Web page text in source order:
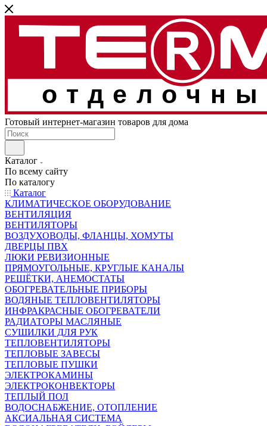
Готовый интернет-магазин товаров для дома
Каталог
По всему сайту
По каталогу
Каталог
КЛИМАТИЧЕСКОЕ ОБОРУДОВАНИЕ
ВЕНТИЛЯЦИЯ
ВЕНТИЛЯТОРЫ
ВОЗДУХОВОДЫ, ФЛАНЦЫ, ХОМУТЫ
ДВЕРЦЫ ПВХ
ЛЮКИ РЕВИЗИОННЫЕ
ПРЯМОУГОЛЬНЫЕ, КРУГЛЫЕ КАНАЛЫ
РЕШЁТКИ, АНЕМОСТАТЫ
ОБОГРЕВАТЕЛЬНЫЕ ПРИБОРЫ
ВОДЯНЫЕ ТЕПЛОВЕНТИЛЯТОРЫ
ИНФРАКРАСНЫЕ ОБОГРЕВАТЕЛИ
РАДИАТОРЫ МАСЛЯНЫЕ
СУШИЛКИ ДЛЯ РУК
ТЕПЛОВЕНТИЛЯТОРЫ
ТЕПЛОВЫЕ ЗАВЕСЫ
ТЕПЛОВЫЕ ПУШКИ
ЭЛЕКТРОКАМИНЫ
ЭЛЕКТРОКОНВЕКТОРЫ
ТЕПЛЫЙ ПОЛ
ВОДОСНАБЖЕНИЕ, ОТОПЛЕНИЕ
АКСИАЛЬНАЯ СИСТЕМА